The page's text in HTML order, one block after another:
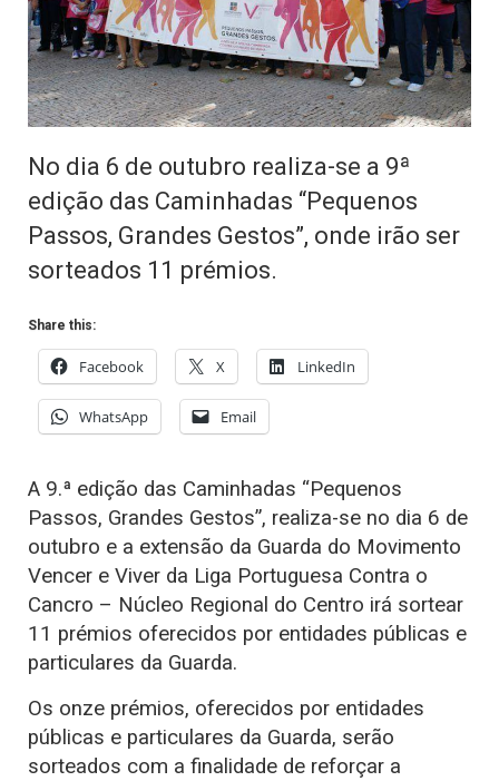
No dia 6 de outubro realiza-se a 9ª
edição das Caminhadas “Pequenos
Passos, Grandes Gestos”, onde irão ser
sorteados 11 prémios.
Share this:
Facebook X LinkedIn
WhatsApp Email
A 9.ª edição das Caminhadas “Pequenos
Passos, Grandes Gestos”, realiza-se no dia 6 de
outubro e a extensão da Guarda do Movimento
Vencer e Viver da Liga Portuguesa Contra o
Cancro – Núcleo Regional do Centro irá sortear
11 prémios oferecidos por entidades públicas e
particulares da Guarda.
Os onze prémios, oferecidos por entidades
públicas e particulares da Guarda, serão
sorteados com a finalidade de reforçar a